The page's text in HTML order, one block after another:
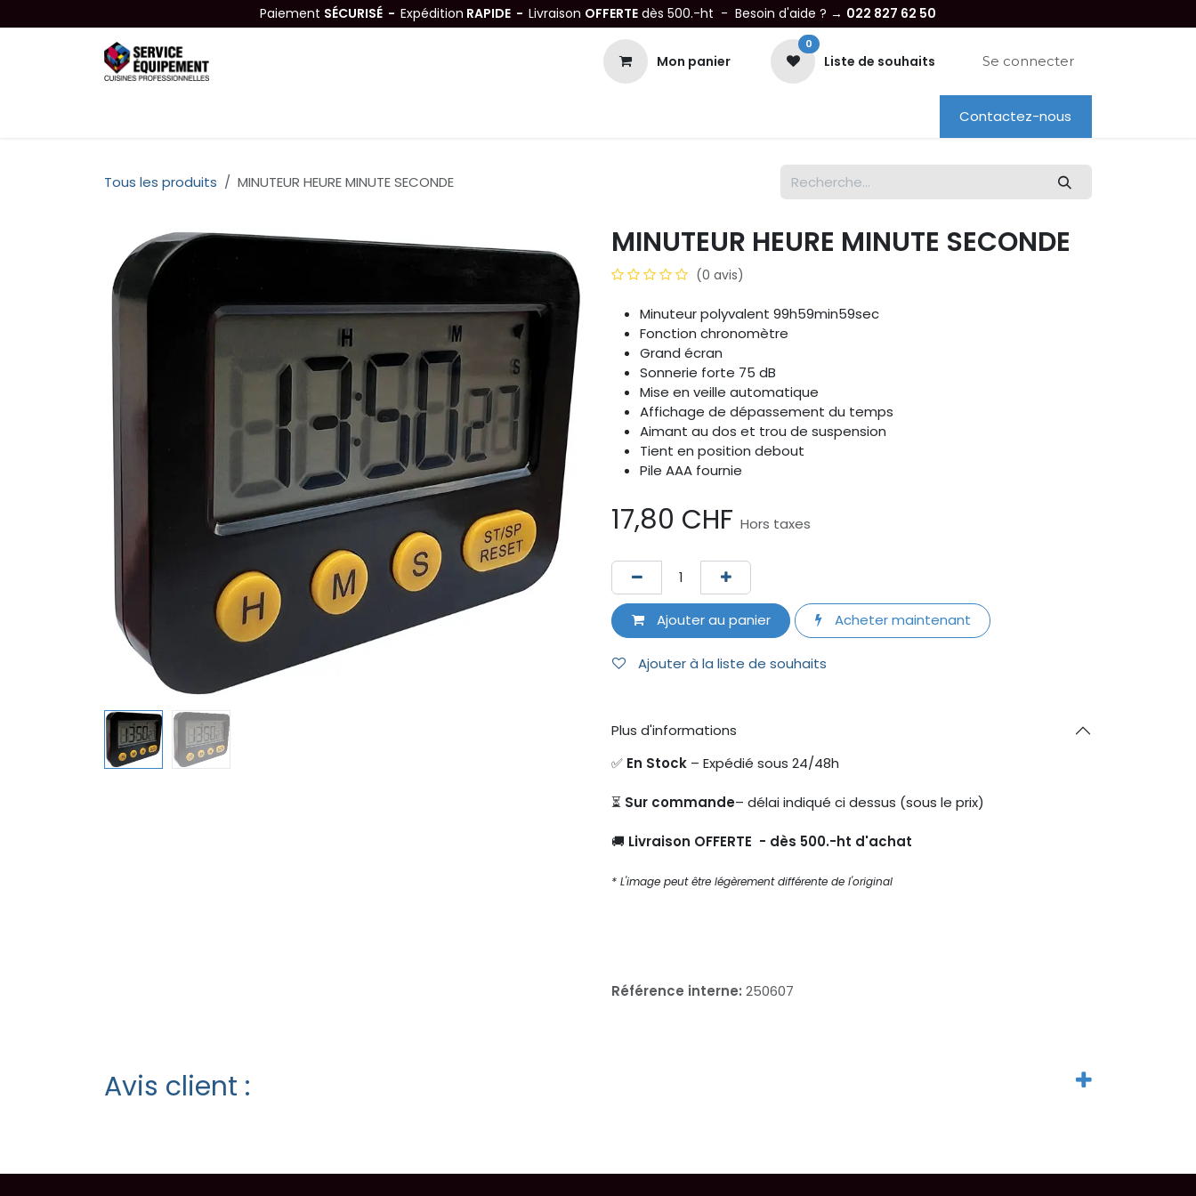
Paiement SÉCURISÉ - Expédition RAPIDE - Livraison OFFERTE dès 500.-ht - Besoin d'aide ? → 022 827 62 50
Mon panier
0
Liste de souhaits Se connecter
Dépannage Location
Contactez-nous
Tous les produits MINUTEUR HEURE MINUTE SECONDE
MINUTEUR HEURE MINUTE SECONDE
(0 avis)
Minuteur polyvalent 99h59min59sec
Fonction chronomètre
Grand écran
Sonnerie forte 75 dB
Mise en veille automatique
Affichage de dépassement du temps
Aimant au dos et trou de suspension
Tient en position debout
Pile AAA fournie
17,80 CHF Hors taxes
Ajouter au panier Acheter maintenant
Ajouter à la liste de souhaits
Plus d'informations
✅ En Stock – Expédié sous 24/48h
⏳ Sur commande– délai indiqué ci dessus (sous le prix)
🚚 Livraison OFFERTE - dès 500.-ht d'achat
* L'image peut être légèrement différente de l'original
Référence interne: 250607
Avis client :